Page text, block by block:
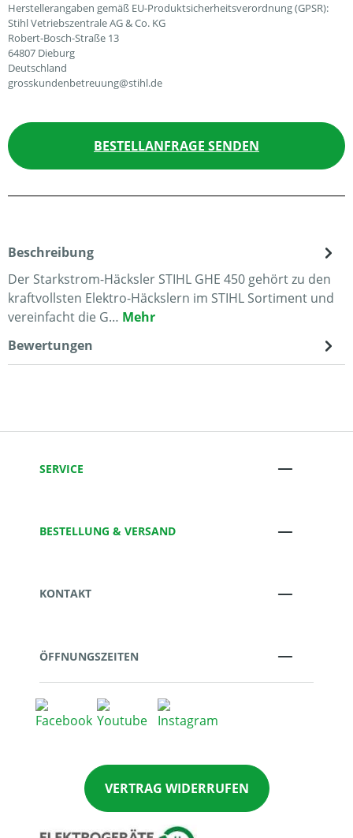
Herstellerangaben gemäß EU-Produktsicherheitsverordnung (GPSR):
Stihl Vetriebszentrale AG & Co. KG
Robert-Bosch-Straße 13
64807 Dieburg
Deutschland
grosskundenbetreuung@stihl.de
BESTELLANFRAGE SENDEN
Beschreibung
Der Starkstrom-Häcksler STIHL GHE 450 gehört zu den
kraftvollsten Elektro-Häckslern im STIHL Sortiment und
vereinfacht die G… Mehr
Bewertungen
SERVICE
BESTELLUNG & VERSAND
KONTAKT
ÖFFNUNGSZEITEN
VERTRAG WIDERRUFEN